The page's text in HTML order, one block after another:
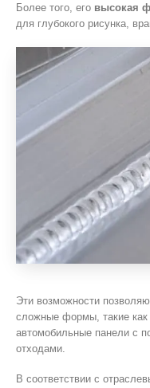
Более того, его высокая
для глубокого рисунка,
Эти возможности
сложные формы, такие как
автомобильные панели с
отходами.
В соответствии с